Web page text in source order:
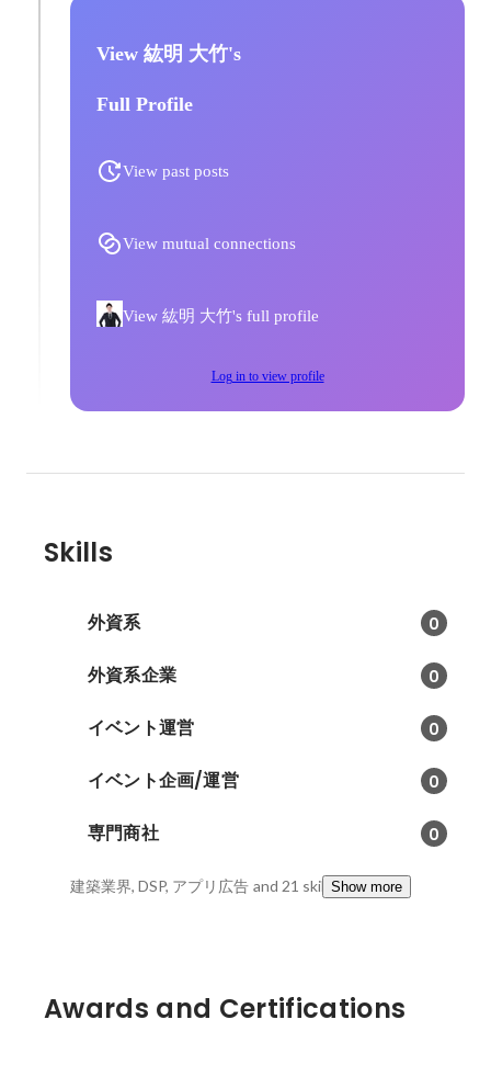
View 紘明 大竹's
Full Profile
View past posts
View mutual connections
View 紘明 大竹's full profile
Log in to view profile
Skills
外資系 0
外資系企業 0
イベント運営 0
イベント企画/運営 0
専門商社 0
建築業界, DSP, アプリ広告 and 21 skillsShow more
Awards and Certifications